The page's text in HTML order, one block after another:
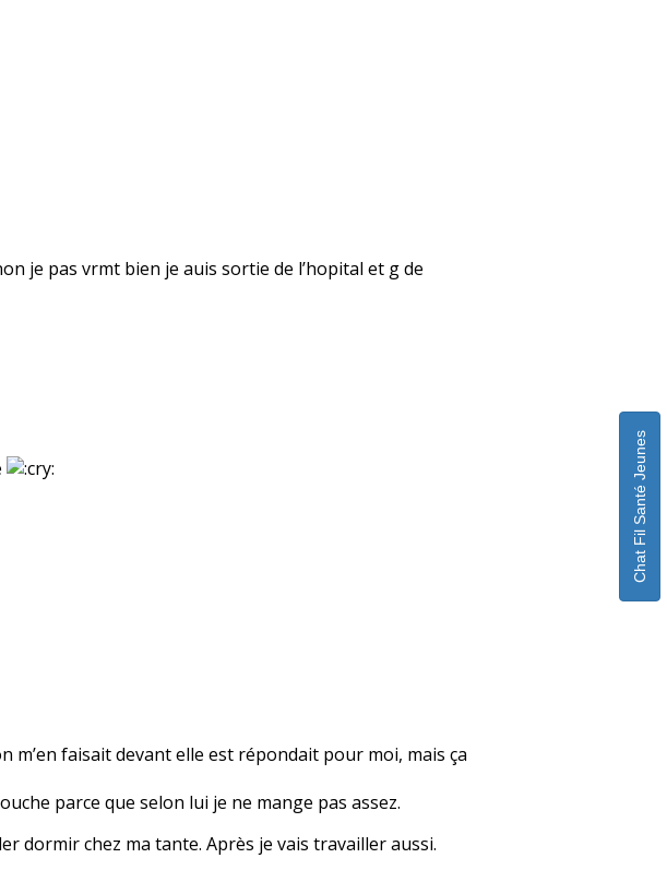
je pas vrmt bien je auis sortie de l’hopital et g de
m’en faisait devant elle est répondait pour moi, mais ça
parce que selon lui je ne mange pas assez.
dormir chez ma tante. Après je vais travailler aussi.
Chat Fil Santé Jeunes